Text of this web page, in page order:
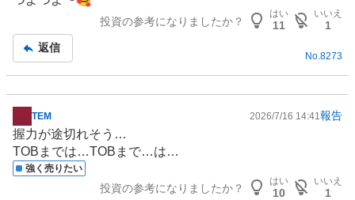
示
事
投資の参考になりましたか？
はい
11
いいえ
1
返信
No. 8273
掲
示
板
記
TEM 2026/7/16 14:41 報告
握力が途切れそう…
TOBまでは…TOBまで…は…
強く売りたい
投資の参考になりましたか？
はい
10
いいえ
1